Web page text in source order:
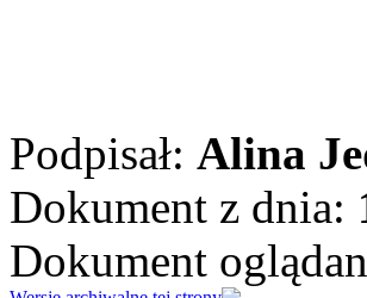
Podpisał: Alina
Dokument z dnia:
Dokument